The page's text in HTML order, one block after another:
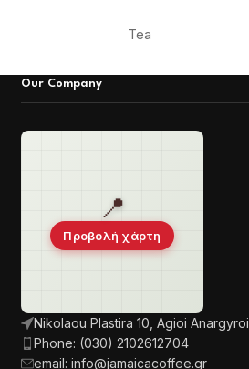
Tea
Our Company
📍
Προβολή χάρτη
Nikolaou Plastira 10, Agioi Anargyroi
Phone: (030) 2102612704
email: info@jamaicacoffee.gr